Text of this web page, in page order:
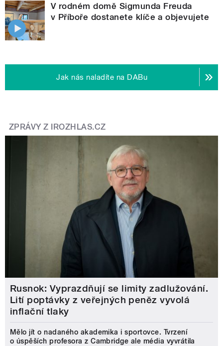
V rodném domě Sigmunda Freuda
v Příboře dostanete klíče a objevujete
Jak nás naladíte na DABu
ZPRÁVY Z IROZHLAS.CZ
Rusnok: Vyprazdňují se limity zadlužování.
Lití poptávky z veřejných peněz vyvolá
inflační tlaky
Mělo jít o nadaného akademika i sportovce. Tvrzení
o úspěších profesora z Cambridge ale média vyvrátila